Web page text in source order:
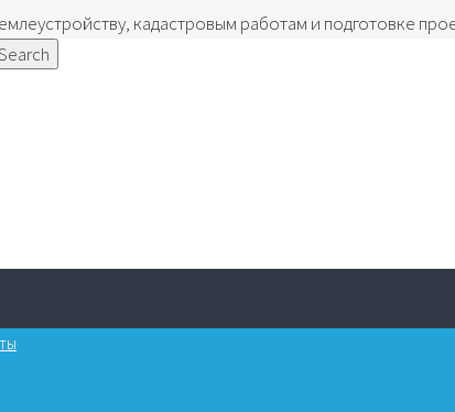
кадастровым работам и подготовке